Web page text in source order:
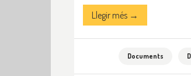
Llegir més →
Documents